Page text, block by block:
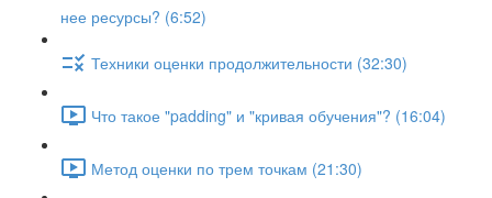
нее ресурсы? (6:52)
Техники оценки продолжительности (32:30)
Что такое "padding" и "кривая обучения"? (16:04)
Метод оценки по трем точкам (21:30)